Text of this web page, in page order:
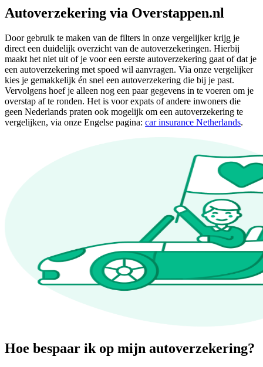
Autoverzekering via Overstappen.nl
Door gebruik te maken van de filters in onze vergelijker krijg je
direct een duidelijk overzicht van de autoverzekeringen. Hierbij
maakt het niet uit of je voor een eerste autoverzekering gaat of dat je
een autoverzekering met spoed wil aanvragen. Via onze vergelijker
kies je gemakkelijk én snel een autoverzekering die bij je past.
Vervolgens hoef je alleen nog een paar gegevens in te voeren om je
overstap af te ronden. Het is voor expats of andere inwoners die
geen Nederlands praten ook mogelijk om een autoverzekering te
vergelijken, via onze Engelse pagina: car insurance Netherlands.
Hoe bespaar ik op mijn autoverzekering?